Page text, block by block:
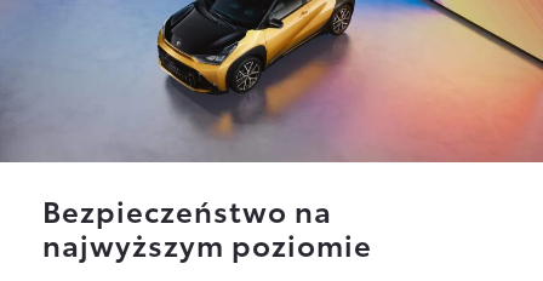
Bezpieczeństwo na
najwyższym poziomie